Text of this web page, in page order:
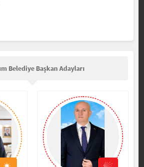
Belediye Başkan Adayları